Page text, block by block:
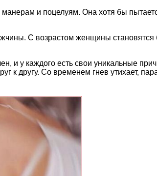
и поцелуям. Она хотя бы
С возрастом женщины
и у каждого есть свои уникальные
к другу. Со временем гнев утихает,